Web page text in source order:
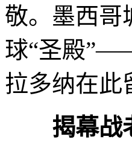
敬。墨西哥
球“圣殿
拉多纳在此
揭幕战